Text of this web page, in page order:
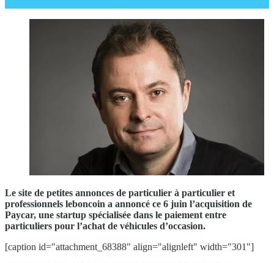
Le site de petites annonces de particulier à particulier et
professionnels leboncoin a annoncé ce 6 juin l’acquisition de
Paycar, une startup spécialisée dans le paiement entre
particuliers pour l’achat de véhicules d’occasion.
[caption id="attachment_68388" align="alignleft" width="301"]